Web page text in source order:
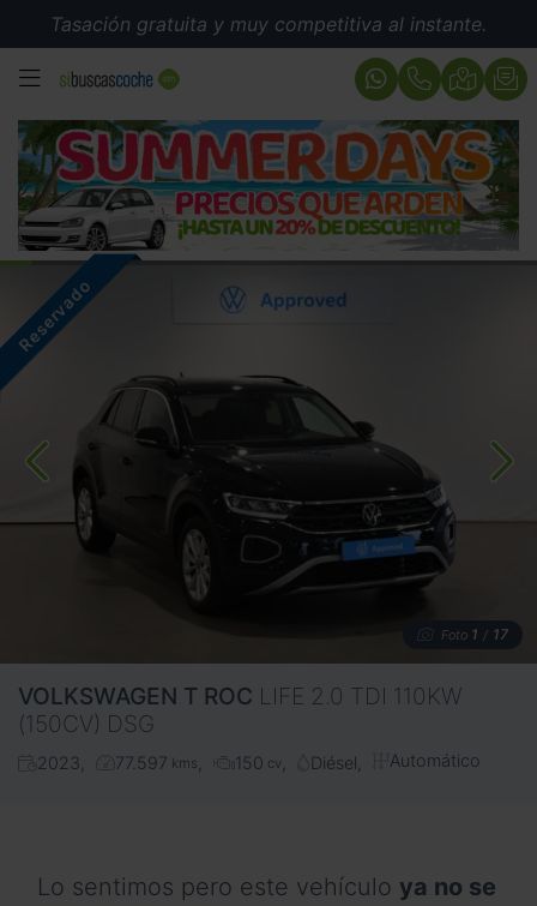
Tasación gratuita y muy competitiva al instante.
MENÚ
Foto 1 / 17
VOLKSWAGEN T ROC LIFE 2.0 TDI 110KW
(150CV) DSG
2023 77.597 kms 150 cv Diésel Automático
Lo sentimos pero este vehículo ya no se